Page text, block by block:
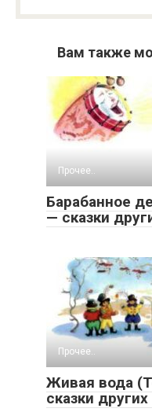
Вам также
Прочее..
Барабанное
— сказки
Прочее..
Живая вода
сказки